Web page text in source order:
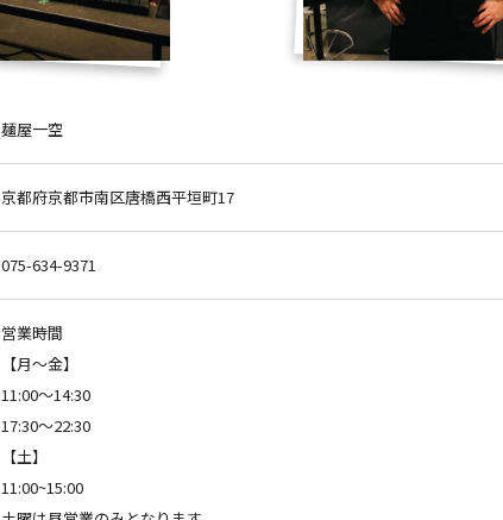
麺屋一空
京都府京都市南区唐橋西平垣町17
075-634-9371
営業時間
【月～金】
11:00～14:30
17:30～22:30
【土】
11:00~15:00